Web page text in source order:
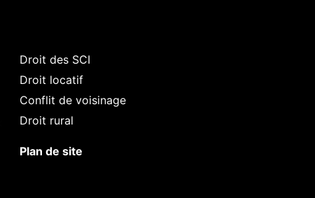
Droit des SCI
Droit locatif
Conflit de voisinage
Droit rural
Plan de site